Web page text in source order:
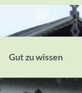
Gut zu wissen